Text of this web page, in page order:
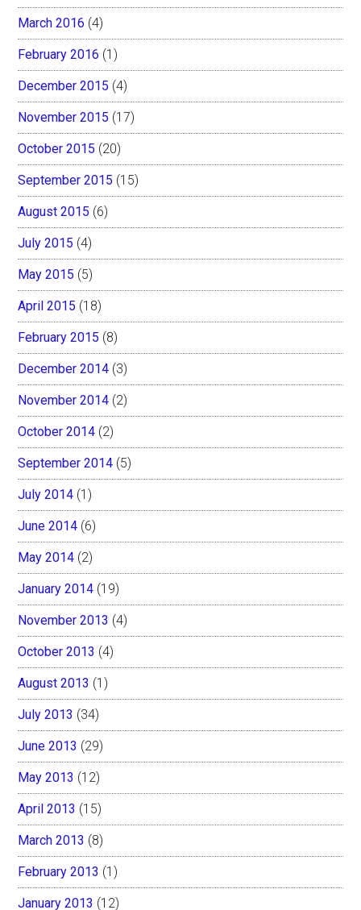
March 2016 (4)
February 2016 (1)
December 2015 (4)
November 2015 (17)
October 2015 (20)
September 2015 (15)
August 2015 (6)
July 2015 (4)
May 2015 (5)
April 2015 (18)
February 2015 (8)
December 2014 (3)
November 2014 (2)
October 2014 (2)
September 2014 (5)
July 2014 (1)
June 2014 (6)
May 2014 (2)
January 2014 (19)
November 2013 (4)
October 2013 (4)
August 2013 (1)
July 2013 (34)
June 2013 (29)
May 2013 (12)
April 2013 (15)
March 2013 (8)
February 2013 (1)
January 2013 (12)